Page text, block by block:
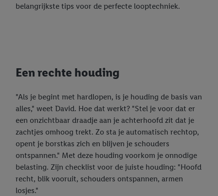
belangrijkste tips voor de perfecte looptechniek.
Een rechte houding
"Als je begint met hardlopen, is je houding de basis van
alles," weet David. Hoe dat werkt? "Stel je voor dat er
een onzichtbaar draadje aan je achterhoofd zit dat je
zachtjes omhoog trekt. Zo sta je automatisch rechtop,
opent je borstkas zich en blijven je schouders
ontspannen." Met deze houding voorkom je onnodige
belasting. Zijn checklist voor de juiste houding: "Hoofd
recht, blik vooruit, schouders ontspannen, armen
losjes."